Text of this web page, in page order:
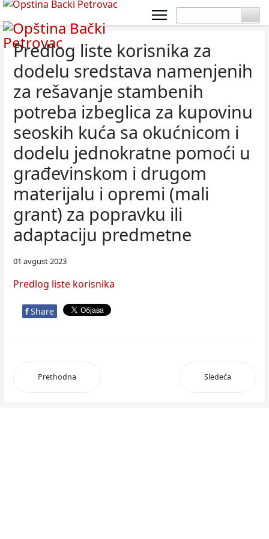
Predlog liste korisnika za
dodelu sredstava namenjenih
za rešavanje stambenih
potreba izbeglica za kupovinu
seoskih kuća sa okućnicom i
dodelu jednokratne pomoći u
građevinskom i drugom
materijalu i opremi (mali
grant) za popravku ili
adaptaciju predmetne
01 avgust 2023
Predlog liste korisnika
f Share
Prethodna Sledeća